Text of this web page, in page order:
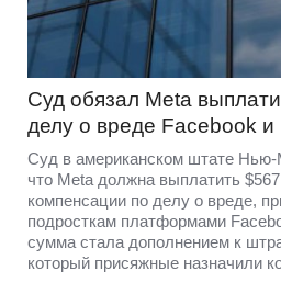
Суд обязал Meta
делу о вреде Facebook и
Суд в американском штате Нью-
что Meta должна выплатить
компенсации по делу о вреде,
подросткам платформами
сумма стала дополнением к
который присяжные назначили